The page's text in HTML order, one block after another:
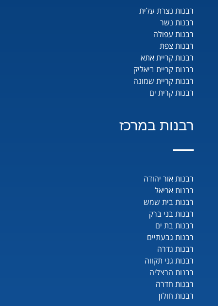
רבנות נצרת עלית
רבנות נשר
רבנות עפולה
רבנות צפת
רבנות קריית אתא
רבנות קריית ביאליק
רבנות קריית שמונה
רבנות קרית ים
רבנות במרכז
רבנות אור יהודה
רבנות אריאל
רבנות בית שמש
רבנות בני ברק
רבנות בת ים
רבנות גבעתיים
רבנות גדרה
רבנות גני תקווה
רבנות הרצליה
רבנות חדרה
רבנות חולון